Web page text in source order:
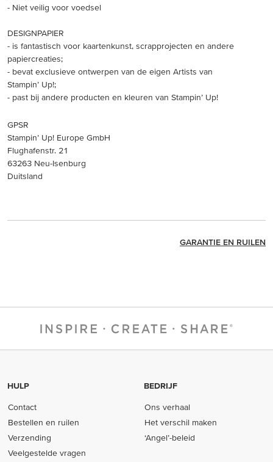
- Niet veilig voor voedsel
DESIGNPAPIER
- is fantastisch voor kaartenkunst, scrapprojecten en andere
papiercreaties;
- bevat exclusieve ontwerpen van de eigen Artists van
Stampin’ Up!;
- past bij andere producten en kleuren van Stampin’ Up!
GPSR
Stampin’ Up! Europe GmbH
Flughafenstr. 21
63263 Neu-Isenburg
Duitsland
GARANTIE EN RUILEN
HULP
Contact
Bestellen en ruilen
Verzending
Veelgestelde vragen
BEDRIJF
Ons verhaal
Het verschil maken
‘Angel’-beleid